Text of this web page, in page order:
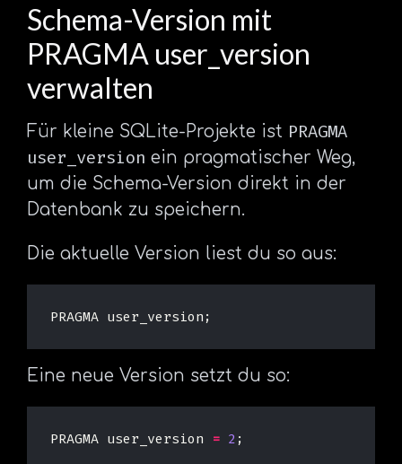
Schema-Version mit
PRAGMA user_version
verwalten
Für kleine SQLite-Projekte ist PRAGMA
user_version ein pragmatischer Weg,
um die Schema-Version direkt in der
Datenbank zu speichern.
Die aktuelle Version liest du so aus:
PRAGMA user_version ;
Eine neue Version setzt du so:
PRAGMA user_version = 2 ;